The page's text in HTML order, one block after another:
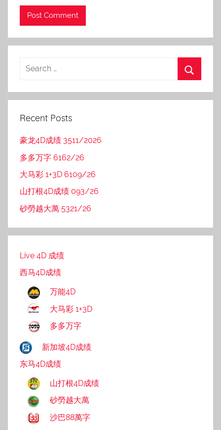
Recent Posts
豪龙4D成绩 3511/2026
多多万字 6162/26
大马彩 1+3D 6109/26
山打根4D成绩 093/26
砂勞越大萬 5321/26
Live 4D 成绩
西马4D成绩
万能4D
大马彩 1+3D
多多万字
新加坡4D成绩
东马4D成绩
山打根4D成绩
砂勞越大萬
沙巴88萬字